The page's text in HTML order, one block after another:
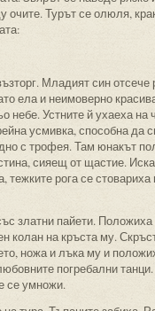
Турът се олюля,
Младият син отсече
ела и неимоверно
небе. Устните й ухаеха
усмивка, способна да
с трофея. Там юнакът
сияещ от щастие.
рога се
златни пайети.
колан на кръста му.
ножа и лъка му и
погребални
се умножи.